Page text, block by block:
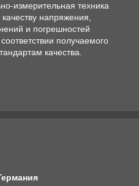
измерительная техника
напряжения,
и погрешностей
получаемого
качества.